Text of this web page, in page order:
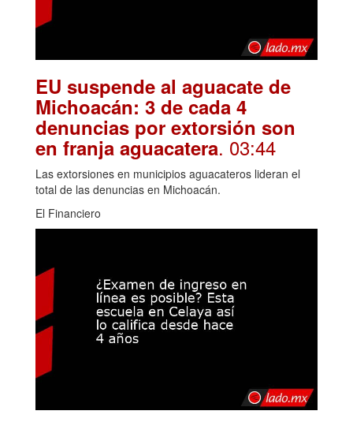
EU suspende al aguacate de
Michoacán: 3 de cada 4
denuncias por extorsión son
en franja aguacatera. 03:44
Las extorsiones en municipios aguacateros lideran el
total de las denuncias en Michoacán.
El Financiero